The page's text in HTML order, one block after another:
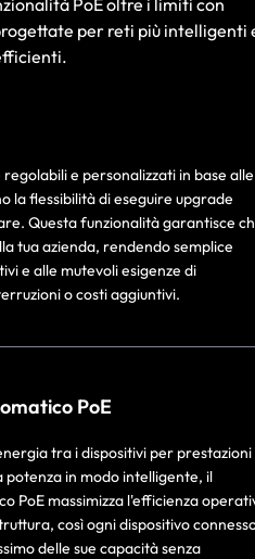
per reti più intelligenti
e personalizzati in base alle
la flessibilità di eseguire upgrade
Questa funzionalità garantisce
tua azienda, rendendo semplice
e alle mutevoli esigenze di
o costi aggiuntivi.
PoE
tra i dispositivi per prestazioni
potenza in modo intelligente, il
PoE massimizza l'efficienza
così ogni dispositivo
delle sue capacità senza